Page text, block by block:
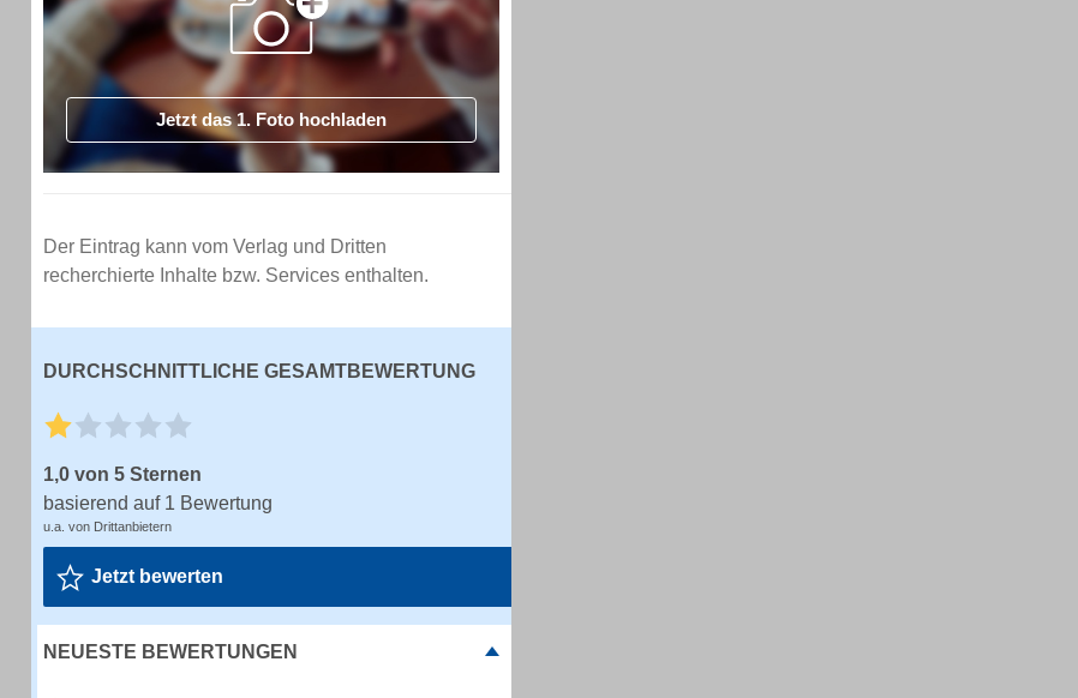
Jetzt das 1. Foto hochladen
Der Eintrag kann vom Verlag und Dritten
recherchierte Inhalte bzw. Services enthalten.
DURCHSCHNITTLICHE GESAMTBEWERTUNG
1,0 von 5 Sternen
basierend auf 1 Bewertung
u.a. von Drittanbietern
Jetzt bewerten
NEUESTE BEWERTUNGEN